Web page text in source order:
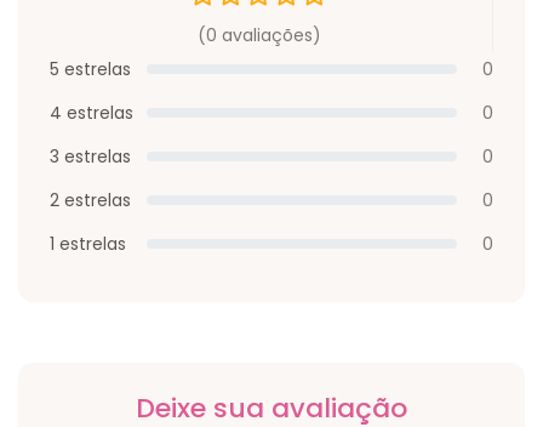
(0 avaliações)
5 estrelas
0
4 estrelas
0
3 estrelas
0
2 estrelas
0
1 estrelas
0
Deixe sua avaliação